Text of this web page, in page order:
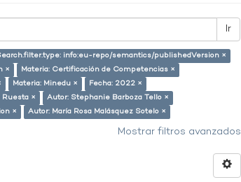
Ir
info:eu-repo/semantics/publishedVersion ×
×
Materia: Certificación de Competencias ×
Materia: Minedu ×
Fecha: 2022 ×
×
Autor: Stephanie Barboza Tello ×
×
Autor: María Rosa Malásquez Sotelo ×
Mostrar filtros avanzados